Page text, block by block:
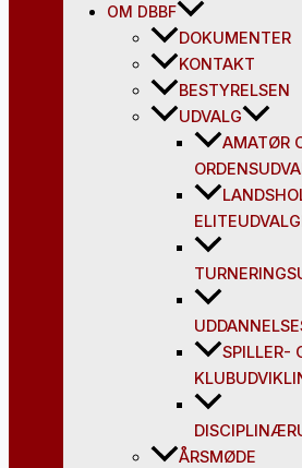
OM DBBF
DOKUMENTER
KONTAKT
BESTYRELSEN
UDVALG
AMATØR
SPILLER-
ÅRSMØDE